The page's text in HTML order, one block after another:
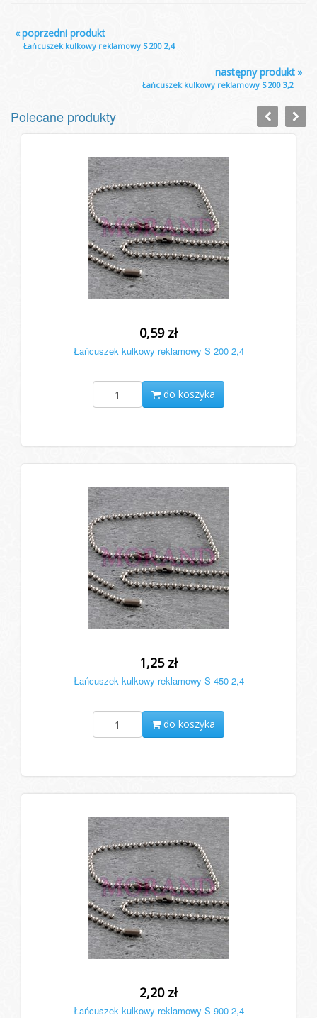
«poprzedni produkt
Łańcuszek kulkowy reklamowy S 200 2,4
»
następny produkt
Łańcuszek kulkowy reklamowy S 200 3,2
Polecane produkty
0,59 zł
Łańcuszek kulkowy reklamowy S 200 2,4
do koszyka
1,25 zł
Łańcuszek kulkowy reklamowy S 450 2,4
do koszyka
2,20 zł
Łańcuszek kulkowy reklamowy S 900 2,4